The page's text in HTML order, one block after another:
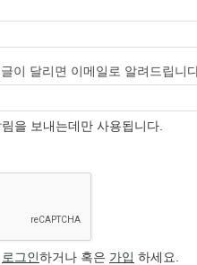
이 달리면 이메일로 알려드립니
을 보내는데만 사용됩니다.
로그인하거나 혹은 가입 하세요.